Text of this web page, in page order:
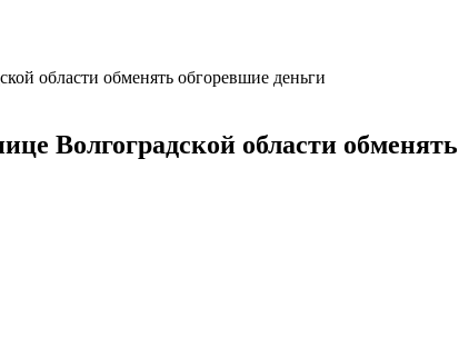
области обменять обгоревшие деньги
Волгоградской области